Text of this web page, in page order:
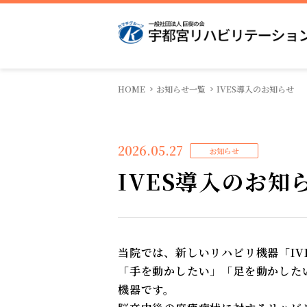
広報物
地域医療連携室
HOME お知らせ一覧 IVES導入のお知らせ
2026.05.27 お知らせ
IVES導入のお知
当院では、新しいリハビリ機器「
「手を動かしたい」「足を動かし
機器です。